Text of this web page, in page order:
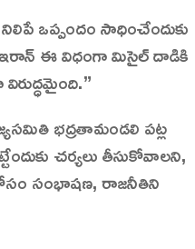
ఒప్పందం సాధించేందుకు
ఇరాన్ ఈ విధంగా మిసైల్ దాడికి
భద్రతామండలి పట్ల
చర్యలు తీసుకోవాలని,
సంభాషణ, రాజనీతిని